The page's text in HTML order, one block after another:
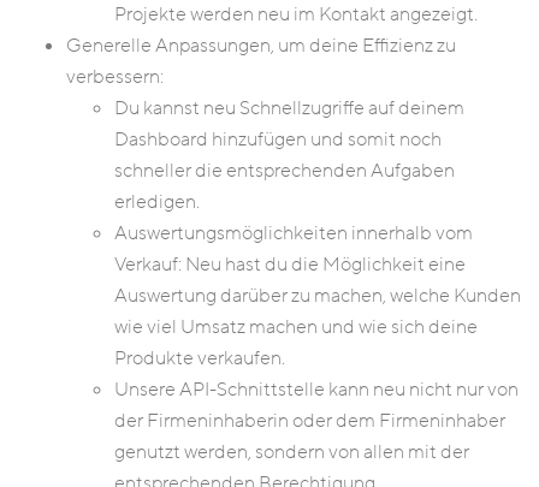
Projekte werden neu im Kontakt angezeigt.
Generelle Anpassungen, um deine Effizienz zu
verbessern:
Du kannst neu Schnellzugriffe auf deinem
Dashboard hinzufügen und somit noch
schneller die entsprechenden Aufgaben
erledigen.
Auswertungsmöglichkeiten innerhalb vom
Verkauf: Neu hast du die Möglichkeit eine
Auswertung darüber zu machen, welche Kunden
wie viel Umsatz machen und wie sich deine
Produkte verkaufen.
Unsere API-Schnittstelle kann neu nicht nur von
der Firmeninhaberin oder dem Firmeninhaber
genutzt werden, sondern von allen mit der